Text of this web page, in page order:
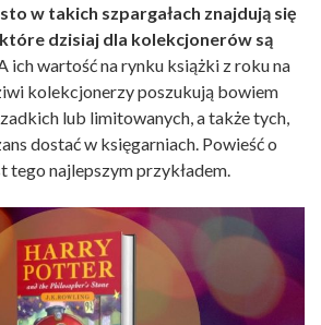
w takich szpargałach znajdują się
dzisiaj dla kolekcjonerów są
ich wartość na rynku książki z roku na
kolekcjonerzy poszukują bowiem
lub limitowanych, a także tych,
dostać w księgarniach. Powieść o
tego najlepszym przykładem.